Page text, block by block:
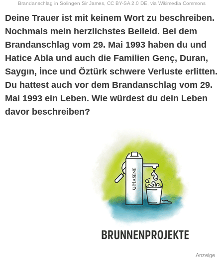
Brandanschlag in Solingen Sir James, CC BY-SA 2.0 DE , via Wikimedia Commons
Deine Trauer ist mit keinem Wort zu beschreiben.
Nochmals mein herzlichstes Beileid. Bei dem
Brandanschlag vom 29. Mai 1993 haben du und
Hatice Abla und auch die Familien Genç, Duran,
Saygın, İnce und Öztürk schwere Verluste erlitten.
Du hattest auch vor dem Brandanschlag vom 29.
Mai 1993 ein Leben. Wie würdest du dein Leben
davor beschreiben?
Anzeige